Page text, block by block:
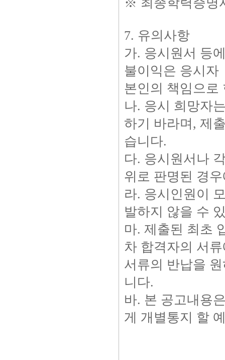
7. 유의사항
가. 응시원서 등
불이익은 응시자
본인의 책임으로
나. 응시 희망자
하기 바라며, 제
습니다.
다. 응시원서나
위로 판명된 경
라. 응시인원이
발하지 않을 수
마. 제출된 최초
차 합격자의 서
서류의 반납을
니다.
바. 본 공고내용
게 개별통지 할